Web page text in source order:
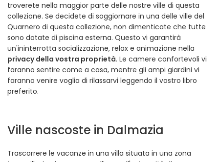
troverete nella maggior parte delle nostre ville di questa
collezione. Se decidete di soggiornare in una delle ville del
Quarnero di questa collezione, non dimenticate che tutte
sono dotate di piscina esterna. Questo vi garantirà
un'ininterrotta socializzazione, relax e animazione nella
privacy della vostra proprietà. Le camere confortevoli vi
faranno sentire come a casa, mentre gli ampi giardini vi
faranno venire voglia di rilassarvi leggendo il vostro libro
preferito.
Ville nascoste in Dalmazia
Trascorrere le vacanze in una villa situata in una zona